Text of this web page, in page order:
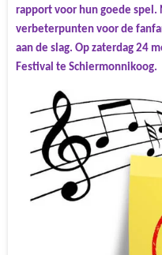
rapport voor hun goede
verbeterpunten voor de
aan de slag. Op zaterdag 24
Festival te Schiermonnikoog.